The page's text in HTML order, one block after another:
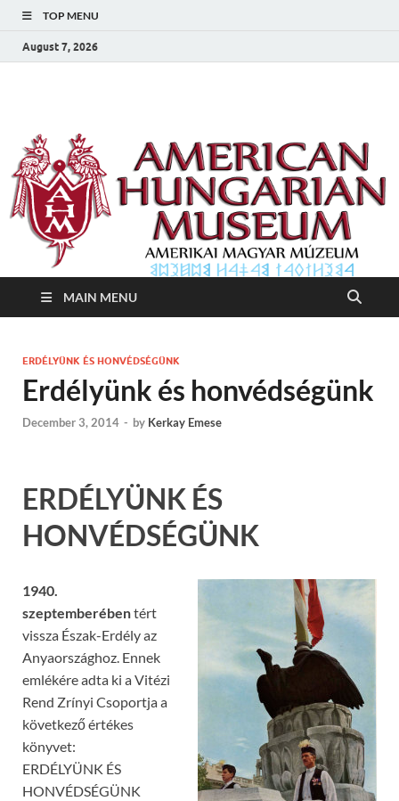
TOP MENU
August 7, 2026
Amerikai Magyar
Múzeum
MAIN MENU
ERDÉLYÜNK ÉS HONVÉDSÉGÜNK
Erdélyünk és honvédségünk
December 3, 2014 - by Kerkay Emese
ERDÉLYÜNK ÉS
HONVÉDSÉGÜNK
1940.
szeptemberébentért
vissza Észak-Erdély az
Anyaországhoz. Ennek
emlékére adta ki a Vitézi
Rend Zrínyi Csoportja a
következő értékes
könyvet:
ERDÉLYÜNK ÉS
HONVÉDSÉGÜNK